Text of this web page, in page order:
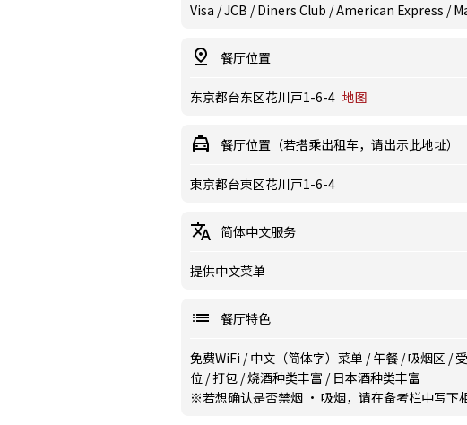
Visa / JCB / Diners Club / American Express /
餐厅位置
东京都台东区花川戸1-6-4 地图
餐厅位置（若搭乘出租车，请出示此地址）
東京都台東区花川戸1-6-4
简体中文服务
提供中文菜单
餐厅特色
免费WiFi /中文（简体字）菜单 /午餐 /吸烟区 /
位 /打包 /烧酒种类丰富 / 日本酒种类丰富
※若想确认是否禁烟 · 吸烟，请在备考栏中写下